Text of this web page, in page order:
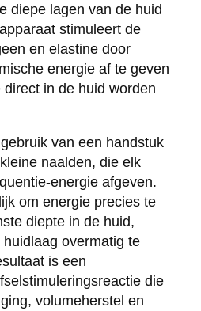
diepe lagen van de huid
stimuleert de
en elastine door
energie af te geven
in de huid worden
van een handstuk
naalden, die elk
energie afgeven.
om energie precies te
diepte in de huid,
overmatig te
is een
die
volumeherstel en